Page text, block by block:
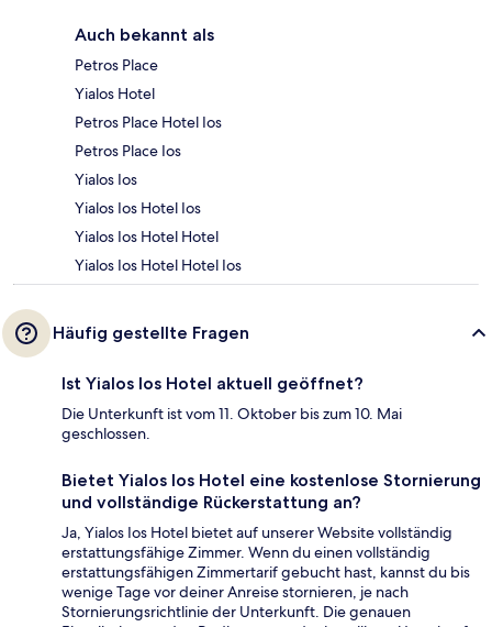
Auch bekannt als
Petros Place
Yialos Hotel
Petros Place Hotel Ios
Petros Place Ios
Yialos Ios
Yialos Ios Hotel Ios
Yialos Ios Hotel Hotel
Yialos Ios Hotel Hotel Ios
Häufig gestellte Fragen
Ist Yialos Ios Hotel aktuell geöffnet?
Die Unterkunft ist vom 11. Oktober bis zum 10. Mai
geschlossen.
Bietet Yialos Ios Hotel eine kostenlose Stornierung
und vollständige Rückerstattung an?
Ja, Yialos Ios Hotel bietet auf unserer Website vollständig
erstattungsfähige Zimmer. Wenn du einen vollständig
erstattungsfähigen Zimmertarif gebucht hast, kannst du bis
wenige Tage vor deiner Anreise stornieren, je nach
Stornierungsrichtlinie der Unterkunft. Die genauen